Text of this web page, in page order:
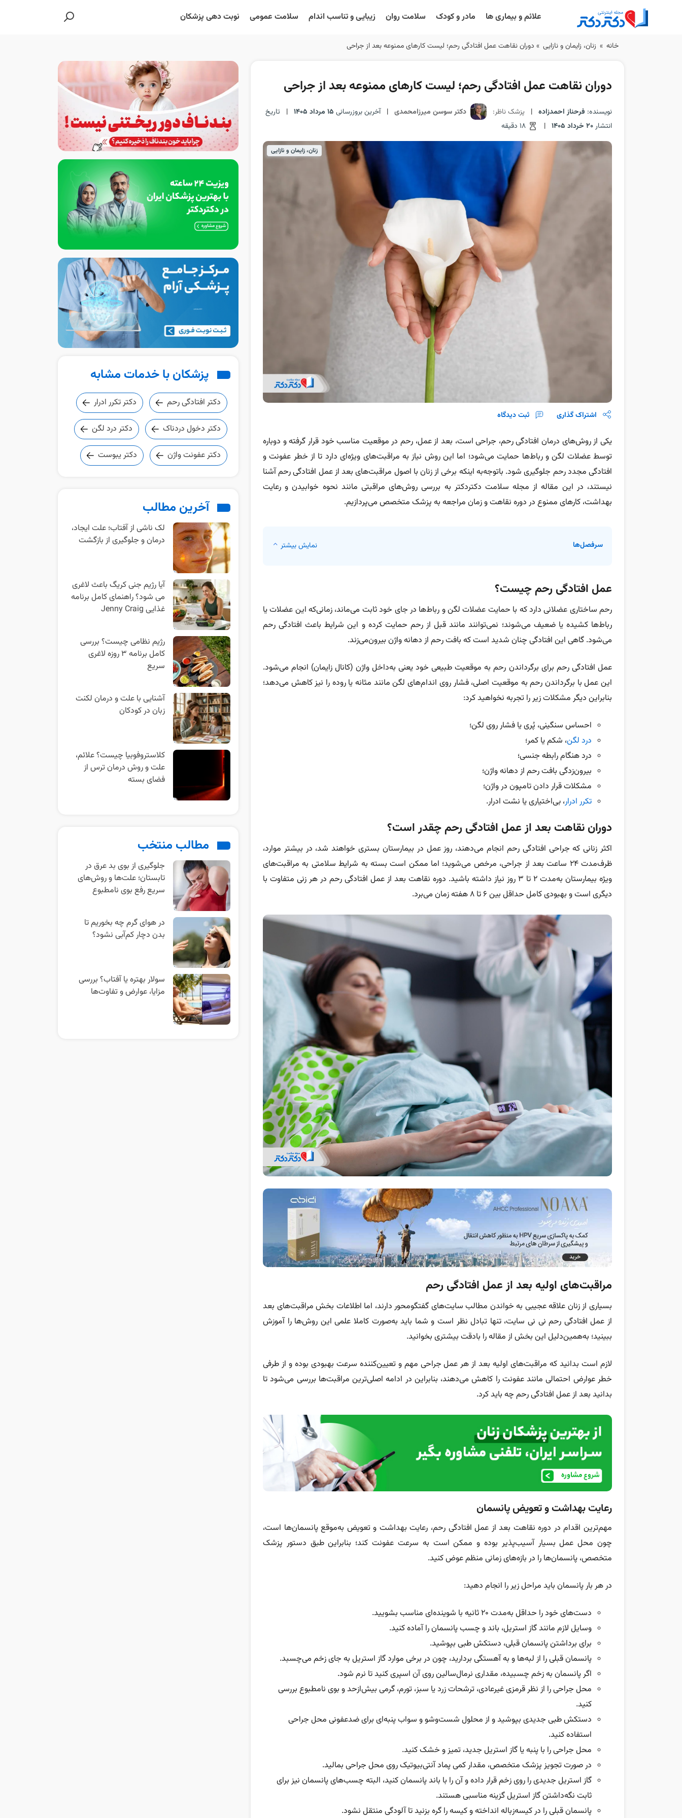
علائم و بیماری ها مادر و کودک سلامت روان زیبایی و تناسب اندام سلامت عمومی نوبت دهی پزشکان
خانه » زنان، زایمان و نازایی » دوران نقاهت عمل افتادگی رحم؛ لیست کارهای ممنوعه بعد از جراحی
دوران نقاهت عمل افتادگی رحم؛ لیست کارهای ممنوعه بعد از جراحی
نویسنده: فرحناز احمدزاده | پزشک ناظر: دکتر سوسن میرزامحمدی | آخرین بروزرسانی 15 مرداد 1405 |
تاریخ
انتشار20 خرداد 1405 |
زنان، زایمان و نازایی
اشتراک گذاری ثبت دیدگاه
یکی از روش‌های درمان افتادگی رحم، جراحی است، بعد از عمل، رحم در موقعیت مناسب خود قرار گرفته و دوباره
توسط عضلات لگن و رباط‌ها حمایت می‌شود؛ اما این روش نیاز به مراقبت‌های ویژه‌ای دارد تا از خطر عفونت و
افتادگی مجدد رحم جلوگیری شود. با‌توجه‌به اینکه برخی از زنان با اصول مراقبت‌های بعد از عمل افتادگی رحم آشنا
نیستند، در این مقاله از مجله سلامت دکتردکتر به بررسی روش‌های مراقبتی مانند نحوه خوابیدن و رعایت
بهداشت، کارهای ممنوع در دوره نقاهت و زمان مراجعه به پزشک متخصص می‌پردازیم.
سرفصل‌ها نمایش بیشتر
عمل افتادگی رحم چیست؟
رحم ساختاری عضلانی دارد که با حمایت عضلات لگن و رباط‌ها در جای خود ثابت می‌ماند، زمانی‌که این عضلات یا
رباط‌ها کشیده یا ضعیف می‌شوند؛ نمی‌توانند مانند قبل از رحم حمایت کرده و این شرایط باعث افتادگی رحم
می‌شود. گاهی این افتادگی چنان شدید است که بافت رحم از دهانه واژن بیرون‌می‌زند.
عمل افتادگی رحم برای برگرداندن رحم به موقعیت طبیعی خود یعنی به‌داخل واژن (کانال زایمان) انجام می‌شود.
این عمل با برگرداندن رحم به موقعیت اصلی، فشار روی اندام‌های لگن مانند مثانه یا روده را نیز کاهش می‌دهد؛
بنابراین دیگر مشکلات زیر را تجربه نخواهید کرد:
احساس سنگینی، پُری یا فشار روی لگن؛
درد لگن، شکم یا کمر؛
درد هنگام رابطه جنسی؛
بیرون‌زدگی بافت رحم از دهانه واژن؛
مشکلات قرار دادن تامپون در واژن؛
تکرر ادرار، بی‌اختیاری یا نشت ادرار.
دوران نقاهت بعد از عمل افتادگی رحم چقدر است؟
اکثر زنانی که جراحی افتادگی رحم انجام می‌دهند، روز عمل در بیمارستان بستری خواهند شد، در بیشتر موارد،
ظرف‌مدت ۲۴ ساعت بعد از جراحی، مرخص می‌شوید؛ اما ممکن است بسته به شرایط سلامتی به مراقبت‌های
ویژه بیمارستان به‌مدت ۲ تا ۳ روز نیاز داشته باشید. دوره نقاهت بعد از عمل افتادگی رحم در هر زنی متفاوت با
دیگری است و بهبودی کامل حداقل بین ۶ تا ۸ هفته زمان می‌برد.
مراقبت‌های اولیه بعد از عمل افتادگی رحم
بسیاری از زنان علاقه عجیبی به خواندن مطالب سایت‌های گفتگومحور دارند، اما اطلاعات بخش مراقبت‌های بعد
از عمل افتادگی رحم نی نی سایت، تنها تبادل نظر است و شما باید به‌صورت‌ کاملا علمی این روش‌ها را آموزش
ببینید؛ به‌همین‌دلیل این بخش از مقاله را بادقت بیشتری بخوانید.
لازم است بدانید که مراقبت‌های اولیه بعد از هر عمل جراحی مهم و تعیین‌کننده سرعت بهبودی بوده و از طرفی
خطر عوارض احتمالی مانند عفونت را کاهش می‌دهند، بنابراین در ادامه اصلی‌ترین مراقبت‌ها بررسی می‌شود تا
بدانید بعد از عمل افتادگی رحم چه باید کرد.
رعایت بهداشت و تعویض پانسمان
مهم‌ترین اقدام در دوره نقاهت بعد از عمل افتادگی رحم، رعایت بهداشت و تعویض به‌موقع پانسمان‌ها است،
چون محل عمل بسیار آسیب‌پذیر بوده و ممکن است به سرعت عفونت کند؛ بنابراین طبق دستور پزشک
متخصص، پانسمان‌ها را در بازه‌های زمانی منظم عوض کنید.
در هر بار پانسمان باید مراحل زیر را انجام دهید:
دست‌های خود را حداقل به‌مدت ۲۰ ثانیه با شویند‌ه‌ای مناسب بشویید.
وسایل لازم مانند گاز استریل، باند و چسب پانسمان را آماده کنید.
برای برداشتن پانسمان قبلی، دستکش‌ طبی بپوشید.
پانسمان قبلی را از لبه‌ها و به آهستگی بردارید، چون در برخی موارد گاز استریل به جای زخم می‌چسبد.
اگر پانسمان به زخم چسبیده، مقداری نرمال‌سالین روی آن اسپری کنید تا نرم شود.
محل جراحی را از نظر قرمزی غیرعادی، ترشحات زرد یا سبز، تورم، گرمی‌ بیش‌ازحد و بوی نامطبوع بررسی
کنید.
دستکش طبی جدیدی بپوشید و از محلول شست‌وشو و سواب پنبه‌ای برای ضدعفونی محل جراحی
استفاده کنید.
محل جراحی را با پنبه‌ یا گاز استریل جدید، تمیز و خشک کنید.
در صورت تجویز پزشک متخصص، مقدار کمی پماد آنتی‌بیوتیک روی محل جراحی بمالید.
گاز استریل جدیدی را روی زخم قرار داده و آن را با باند پانسمان کنید، البته چسب‌های پانسمان نیز برای
ثابت‌ نگه‌داشتن گاز استریل گزینه مناسبی هستند.
پانسمان قبلی را در کیسه‌زباله انداخته و کیسه را گره بزنید تا آلودگی منتقل نشود.
پزشکان با خدمات مشابه
دکتر افتادگی رحم دکتر تکرر ادرار
دکتر دخول دردناک دکتر درد لگن
دکتر عفونت واژن دکتر یبوست
آخرین مطالب
لک ناشی از آفتاب؛ علت ایجاد،
درمان و جلوگیری از بازگشت
آیا رژیم جنی کریگ باعث لاغری
می شود؟ راهنمای کامل برنامه
غذایی Jenny Craig
رژیم نظامی چیست؟ بررسی
کامل برنامه ۳ روزه لاغری
سریع
آشنایی با علت و درمان لکنت
زبان در کودکان
کلاستروفوبیا چیست؟ علائم،
علت و روش درمان ترس از
فضای بسته
مطالب منتخب
جلوگیری از بوی بد عرق در
تابستان؛ علت‌ها و روش‌های
سریع رفع بوی نامطبوع
در هوای گرم چه بخوریم تا
بدن دچار کم‌آبی نشود؟
سولار بهتره یا آفتاب؟ بررسی
مزایا، عوارض و تفاوت‌ها